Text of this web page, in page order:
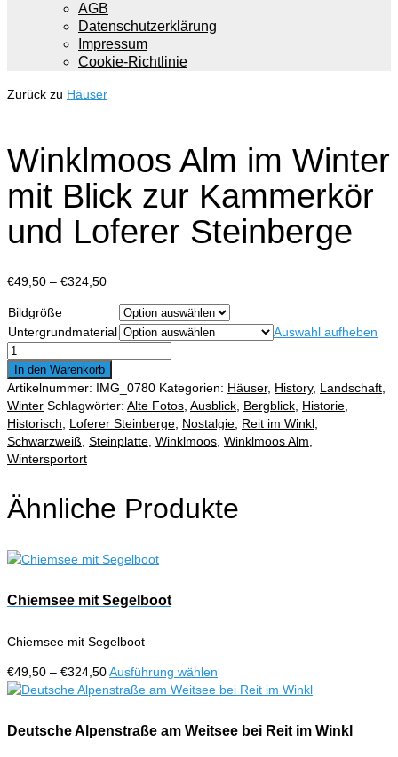
AGB
Datenschutzerklärung
Impressum
Cookie-Richtlinie
Zurück zu Häuser
Winklmoos Alm im Winter
mit Blick zur Kammerkör
und Loferer Steinberge
€49,50 – €324,50Preisspanne:
€324,50
Bildgröße
Untergrundmaterial
Auswahl aufheben
Winklmoos
Alm
im
Winter
mit
Blick
zur
und
Loferer
In den Warenkorb
Artikelnummer: IMG_0780 Kategorien: Häuser, History, Landschaft
Winter Schlagwörter: Alte Fotos Ausblick Bergblick Historie
Historisch
Loferer Steinberge Nostalgie Reit im Winkl
Schwarzweiß Steinplatte Winklmoos Winklmoos Alm
Wintersportort
Ähnliche Produkte
Chiemsee mit Segelboot
Chiemsee mit Segelboot
€49,50 – €324,50Preisspanne:
€49,50
€324,50
Ausführung wählen
Produkt
mehrere
Varianten
Deutsche Alpenstraße am Weitsee bei Reit im Winkl